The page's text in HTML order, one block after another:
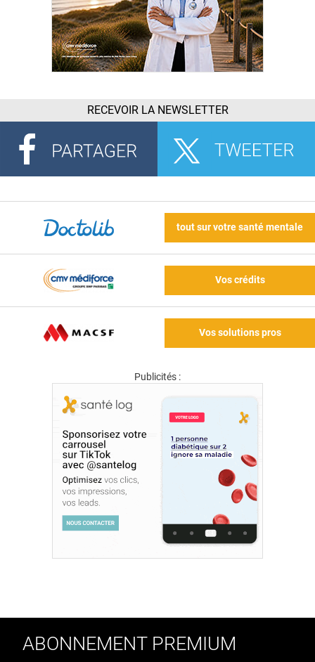
RECEVOIR LA NEWSLETTER
tout sur votre santé mentale
Vos crédits
Vos solutions pros
Publicités :
ABONNEMENT PREMIUM